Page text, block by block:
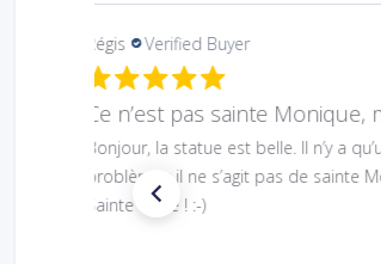
Mary Verified Buyer
Hard to find Saint
Absolutely wonderful!